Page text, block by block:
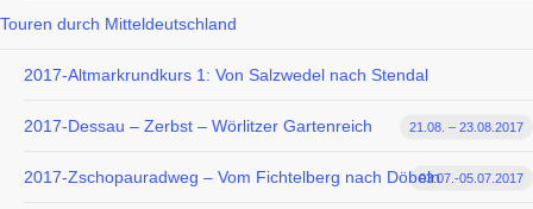
Touren durch Mitteldeutschland
2017-Altmarkrundkurs 1: Von Salzwedel nach Stendal
2017-Dessau – Zerbst – Wörlitzer Gartenreich 21.08. – 23.08.2017
2017-Zschopauradweg – Vom Fichtelberg nach Döbeln03.07.-05.07.2017